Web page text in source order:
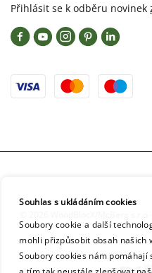
Přihlásit se k odběru novinek
Souhlas s ukládáním cookies
Soubory cookie a další
mohli přizpůsobit obsah našich
Soubory cookies nám